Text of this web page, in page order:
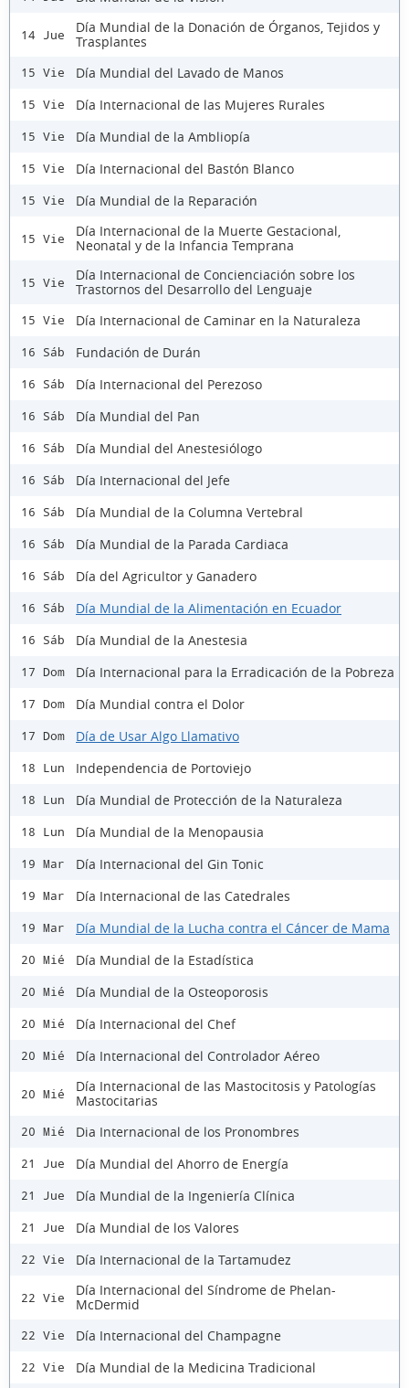
14 Jue
Día Mundial de la Donación de Órganos, Tejidos y
Trasplantes
15 Vie Día Mundial del Lavado de Manos
15 Vie Día Internacional de las Mujeres Rurales
15 Vie Día Mundial de la Ambliopía
15 Vie Día Internacional del Bastón Blanco
15 Vie Día Mundial de la Reparación
15 Vie
Día Internacional de la Muerte Gestacional,
Neonatal y de la Infancia Temprana
15 Vie
Día Internacional de Concienciación sobre los
Trastornos del Desarrollo del Lenguaje
15 Vie Día Internacional de Caminar en la Naturaleza
16 Sáb Fundación de Durán
16 Sáb Día Internacional del Perezoso
16 Sáb Día Mundial del Pan
16 Sáb Día Mundial del Anestesiólogo
16 Sáb Día Internacional del Jefe
16 Sáb Día Mundial de la Columna Vertebral
16 Sáb Día Mundial de la Parada Cardiaca
16 Sáb Día del Agricultor y Ganadero
16 Sáb Día Mundial de la Alimentación en Ecuador
16 Sáb Día Mundial de la Anestesia
17 Dom Día Internacional para la Erradicación de la Pobreza
17 Dom Día Mundial contra el Dolor
17 Dom Día de Usar Algo Llamativo
18 Lun Independencia de Portoviejo
18 Lun Día Mundial de Protección de la Naturaleza
18 Lun Día Mundial de la Menopausia
19 Mar Día Internacional del Gin Tonic
19 Mar Día Internacional de las Catedrales
19 Mar Día Mundial de la Lucha contra el Cáncer de Mama
20 Mié Día Mundial de la Estadística
20 Mié Día Mundial de la Osteoporosis
20 Mié Día Internacional del Chef
20 Mié Día Internacional del Controlador Aéreo
20 Mié
Día Internacional de las Mastocitosis y Patologías
Mastocitarias
20 Mié Dia Internacional de los Pronombres
21 Jue Día Mundial del Ahorro de Energía
21 Jue Día Mundial de la Ingeniería Clínica
21 Jue Día Mundial de los Valores
22 Vie Día Internacional de la Tartamudez
22 Vie
Día Internacional del Síndrome de Phelan-
McDermid
22 Vie Día Internacional del Champagne
22 Vie Día Mundial de la Medicina Tradicional